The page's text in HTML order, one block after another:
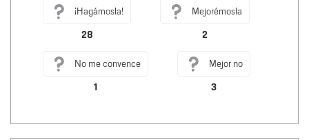
¡Hagámosla!
28
Mejorémosla
2
No me convence
1
Mejor no
3